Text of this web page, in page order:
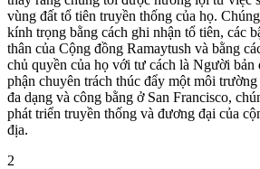
vùng đất tổ tiên truyền thống của họ.
kính trọng bằng cách ghi nhận tổ tiên, các
thân của Cộng đồng Ramaytush và bằng
chủ quyền của họ với tư cách là Người bản
phận chuyên trách thúc đẩy một môi
đa dạng và công bằng ở San Francisco,
phát triển truyền thống và đương đại của
địa.
2